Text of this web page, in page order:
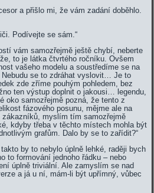
a přišlo mi, že vám zadání doběhlo.
Podívejte se sám.“
vám samozřejmě ještě chybí, neberte
to je látka čtvrtého ročníku. Ovšem
vašeho modelu a soustředíme se na
se to zdráhat vyslovit… Je to
zde zříme pouhým pohledem, bez
ten výstup doplnit o jakousi… legendu,
oko samozřejmě pozná, že tento z
fázového posunu, mějme ale na
myslím tím samozřejmě
kdyby třeba v těchto místech mohla být
grafům. Dalo by se to zařídit?“
by to nebylo úplně lehké, raději bych
to formování jednoho řádku – nebo
úplně triviální. Ale zamyslím se nad
a já u ní, mám-li být upřímný, vůbec